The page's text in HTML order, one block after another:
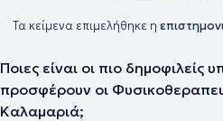
Τα κείμενα επιμελήθηκε η
Ποιες είναι οι πιο δημοφιλείς
προσφέρουν οι
Καλαμαριά;